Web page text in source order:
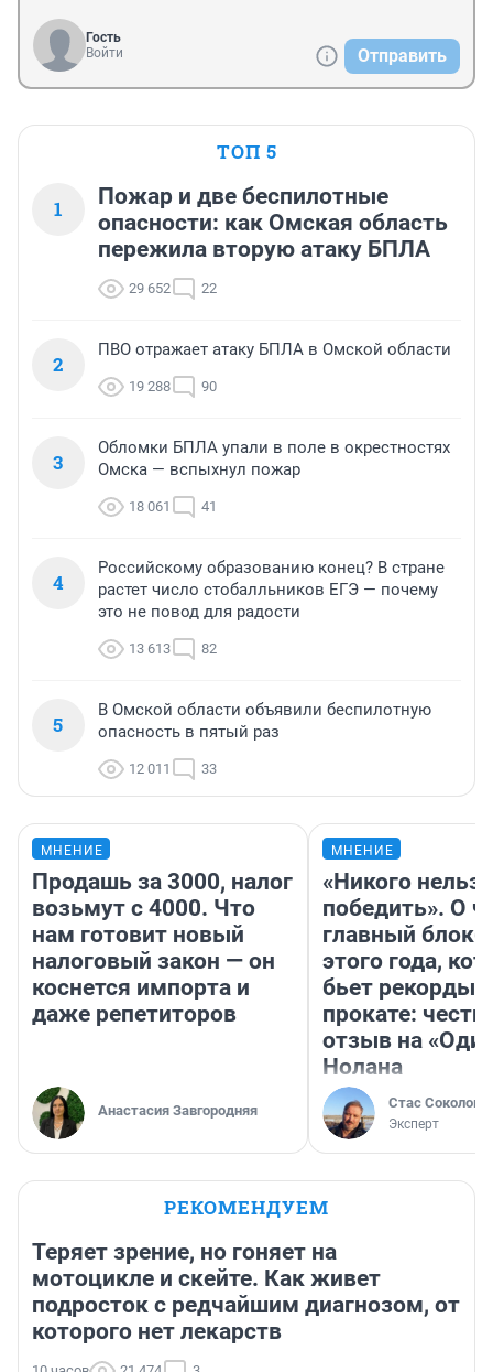
Гость
Войти
Отправить
ТОП 5
1
Пожар и две беспилотные
опасности: как Омская область
пережила вторую атаку БПЛА
29 652 22
2
ПВО отражает атаку БПЛА в Омской области
19 288 90
3
Обломки БПЛА упали в поле в окрестностях
Омска — вспыхнул пожар
18 061 41
4
Российскому образованию конец? В стране
растет число стобалльников ЕГЭ — почему
это не повод для радости
13 613 82
5
В Омской области объявили беспилотную
опасность в пятый раз
12 011 33
МНЕНИЕ
Продашь за 3000, налог
возьмут с 4000. Что
нам готовит новый
налоговый закон — он
коснется импорта и
даже репетиторов
Анастасия Завгородняя
МНЕНИЕ
«Никого нельзя
победить». О
главный
этого года,
бьет рекорды в
прокате:
отзыв на
Нолана
Стас Соколов
Эксперт
РЕКОМЕНДУЕМ
Теряет зрение, но гоняет на
мотоцикле и скейте. Как живет
подросток с редчайшим диагнозом, от
которого нет лекарств